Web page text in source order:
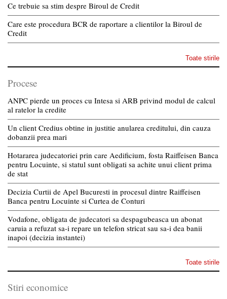
Ce trebuie sa stim despre Biroul de Credit
Care este procedura BCR de raportare a clientilor la Biroul de
Credit
Toate stirile
Procese
ANPC pierde un proces cu Intesa si ARB privind modul de calcul
al ratelor la credite
Un client Credius obtine in justitie anularea creditului, din cauza
dobanzii prea mari
Hotararea judecatoriei prin care Aedificium, fosta Raiffeisen Banca
pentru Locuinte, si statul sunt obligati sa achite unui client prima
de stat
Decizia Curtii de Apel Bucuresti in procesul dintre Raiffeisen
Banca pentru Locuinte si Curtea de Conturi
Vodafone, obligata de judecatori sa despagubeasca un abonat
caruia a refuzat sa-i repare un telefon stricat sau sa-i dea banii
inapoi (decizia instantei)
Toate stirile
Stiri economice